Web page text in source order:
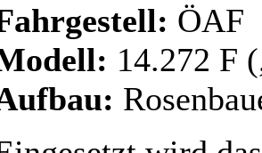
ÖAF
14.272 F